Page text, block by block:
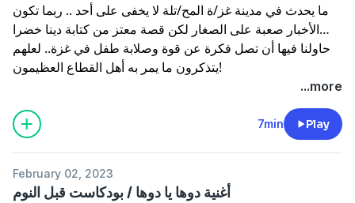
ما يحدث في مدينة غز/ة المح/تلة لا يخفى على أحد .. ربما تكون
الأخبار صعبة على الصغار لكن قصة معتز من كتابة دينا خضرا
حاولنا فيها أن تصل فكرة عن قوة وصلابة طفل في غزة.. لعلهم
يتذكرون ما يمر به أهل القطاع العظيمون!
...more
7min Play
February 02, 2023
أغنية دوها يا دوها / بودكاست قبل النوم